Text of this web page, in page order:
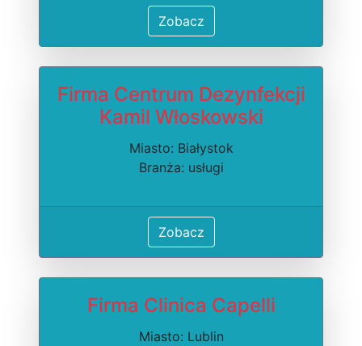
Zobacz
Firma Centrum Dezynfekcji
Kamil Włoskowski
Miasto: Białystok
Branża: usługi
Zobacz
Firma Clinica Capelli
Miasto: Lublin